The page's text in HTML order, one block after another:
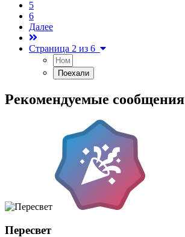
5
6
Далее
Страница 2 из 6
Рекомендуемые сообщения
Пересвeт